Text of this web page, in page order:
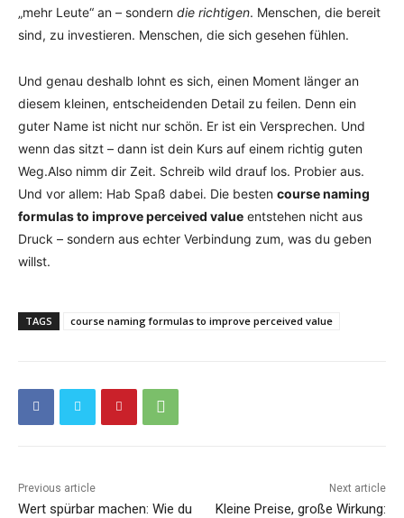
„mehr Leute“ an – sondern die richtigen. Menschen, die bereit
sind, zu investieren. Menschen, die sich gesehen fühlen.
Und genau deshalb lohnt es sich, einen Moment länger an
diesem kleinen, entscheidenden Detail zu feilen. Denn ein
guter Name ist nicht nur schön. Er ist ein Versprechen. Und
wenn das sitzt – dann ist dein Kurs auf einem richtig guten
Weg.Also nimm dir Zeit. Schreib wild drauf los. Probier aus.
Und vor allem: Hab Spaß dabei. Die besten course naming
formulas to improve perceived value entstehen nicht aus
Druck – sondern aus echter Verbindung zum, was du geben
willst.
TAGS course naming formulas to improve perceived value
Previous article
Wert spürbar machen: Wie du
Next article
Kleine Preise, große Wirkung: